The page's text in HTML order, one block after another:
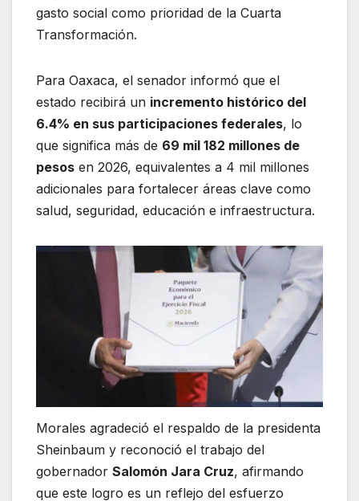
gasto social como prioridad de la Cuarta
Transformación.
Para Oaxaca, el senador informó que el
estado recibirá un incremento histórico del
6.4% en sus participaciones federales, lo
que significa más de 69 mil 182 millones de
pesos en 2026, equivalentes a 4 mil millones
adicionales para fortalecer áreas clave como
salud, seguridad, educación e infraestructura.
Morales agradeció el respaldo de la presidenta
Sheinbaum y reconoció el trabajo del
gobernador Salomón Jara Cruz, afirmando
que este logro es un reflejo del esfuerzo